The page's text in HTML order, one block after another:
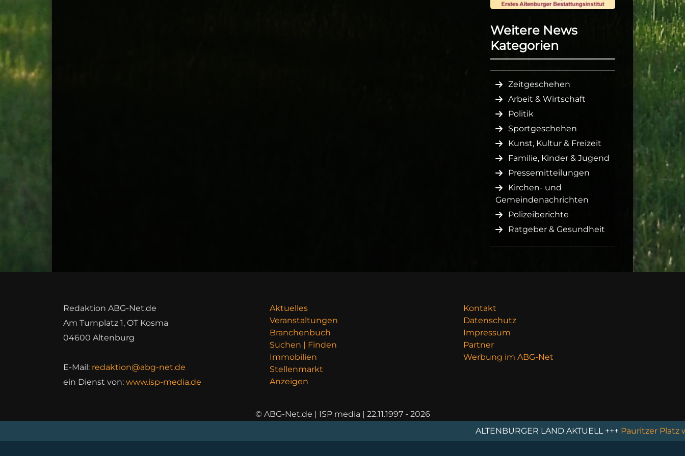
Weitere News
Kategorien
Zeitgeschehen
Arbeit & Wirtschaft
Politik
Sportgeschehen
Kunst, Kultur & Freizeit
Familie, Kinder & Jugend
Pressemitteilungen
Kirchen- und
Gemeindenachrichten
Polizeiberichte
Ratgeber & Gesundheit
Redaktion ABG-Net.de
Am Turnplatz 1, OT Kosma
04600 Altenburg
E-Mail: redaktion@abg-net.de
ein Dienst von: www.isp-media.de
Aktuelles
Veranstaltungen
Branchenbuch
Suchen | Finden
Immobilien
Stellenmarkt
Anzeigen
Kontakt
Datenschutz
Impressum
Partner
Werbung im ABG-Net
© ABG-Net.de | ISP media | 22.11.1997 - 2026
ALTENBURGER LAND AKTUELL +++Pauritzer Platz wird